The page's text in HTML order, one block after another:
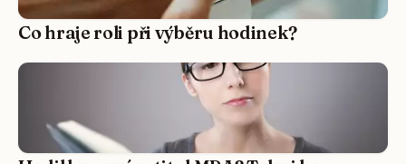
Co hraje roli při výběru hodinek?